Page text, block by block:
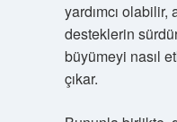
yardımcı
desteklerin
büyümeyi nasıl
çıkar.